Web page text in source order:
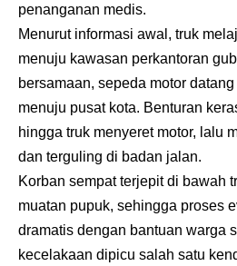
penanganan medis.
Menurut informasi awal, truk
menuju kawasan perkantoran
bersamaan, sepeda motor
menuju pusat kota. Benturan
hingga truk menyeret motor, lalu
dan terguling di badan jalan.
Korban sempat terjepit di bawah
muatan pupuk, sehingga proses
dramatis dengan bantuan warga
kecelakaan dipicu salah satu